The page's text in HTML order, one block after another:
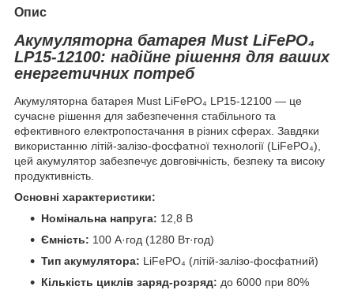
Опис
Акумуляторна батарея Must LiFePO₄
LP15-12100: надійне рішення для ваших
енергетичних потреб
Акумуляторна батарея Must LiFePO₄ LP15-12100 — це
сучасне рішення для забезпечення стабільного та
ефективного електропостачання в різних сферах. Завдяки
використанню літій-залізо-фосфатної технології (LiFePO₄),
цей акумулятор забезпечує довговічність, безпеку та високу
продуктивність.​
Основні характеристики:
Номінальна напруга: 12,8 В​
Ємність: 100 А·год (1280 Вт·год)​
Тип акумулятора: LiFePO₄ (літій-залізо-фосфатний)
Кількість циклів заряд-розряд: до 6000 при 80%